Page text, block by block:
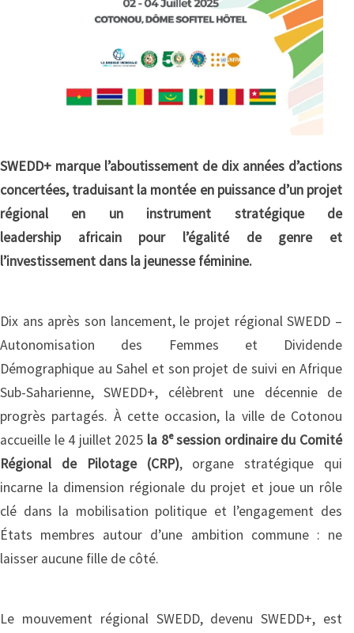
SWEDD+ marque l’aboutissement de dix années d’actions
concertées, traduisant la montée en puissance d’un projet
régional en un instrument stratégique de
leadership africain pour l’égalité de genre et
l’investissement dans la jeunesse féminine.
Dix ans après son lancement, le projet régional SWEDD –
Autonomisation des Femmes et Dividende
Démographique au Sahel et son projet de suivi en Afrique
Sub-Saharienne, SWEDD+, célèbrent une décennie de
progrès partagés. À cette occasion, la ville de Cotonou
accueille le 4 juillet 2025 la 8ᵉ session ordinaire du Comité
Régional de Pilotage (CRP), organe stratégique qui
incarne la dimension régionale du projet et joue un rôle
clé dans la mobilisation politique et l’engagement des
États membres autour d’une ambition commune : ne
laisser aucune fille de côté.
Le mouvement régional SWEDD, devenu SWEDD+, est